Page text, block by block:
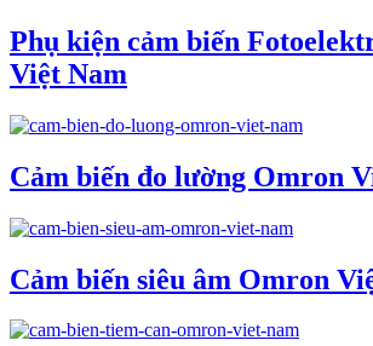
Phụ kiện cảm biến
Việt Nam
Cảm biến đo lường Omron
Cảm biến siêu âm Omron